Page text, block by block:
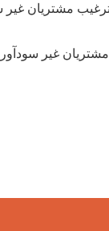
مشتریان غیر
غیر